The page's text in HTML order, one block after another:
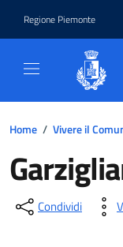
Regione Piemonte
Home / Vivere il
Condividi